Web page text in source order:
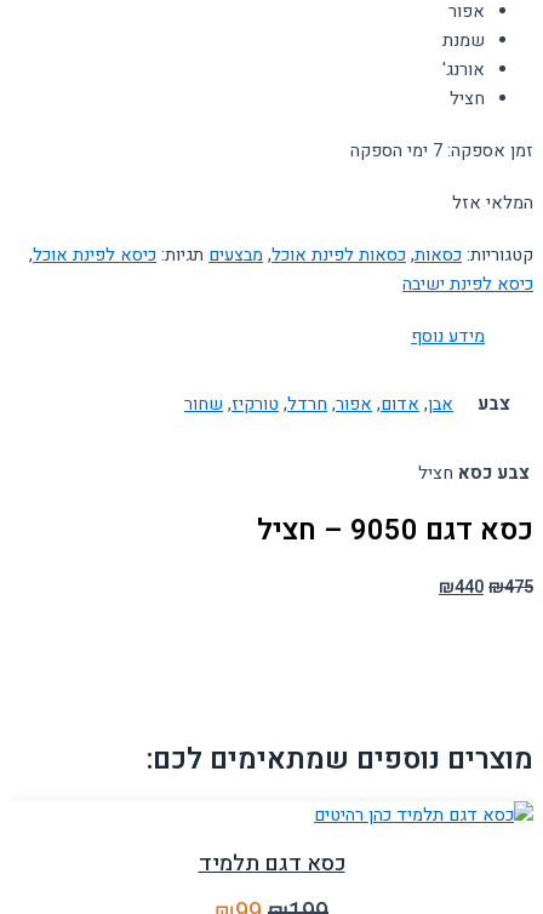
אפור
שמנת
אורנג'
חציל
זמן אספקה: 7 ימי הספקה
המלאי אזל
קטגוריות: כסאות, כסאות לפינת אוכל, מבצעים תגיות: כיסא לפינת אוכל,
כיסא לפינת ישיבה
מידע נוסף
צבע אבן,אדום,אפור,חרדל,טורקיז,שחור
צבע כסא חציל
כסא דגם 9050 – חציל
₪475
₪440
מוצרים נוספים שמתאימים לכם:
כסא דגם תלמיד